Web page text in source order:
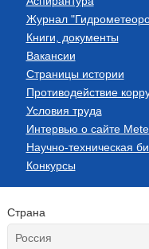
Журнал
Книги, документы
Вакансии
Страницы истории
Противодействие
Условия труда
Интервью о сайте
Научно-техническая
Конкурсы
Страна